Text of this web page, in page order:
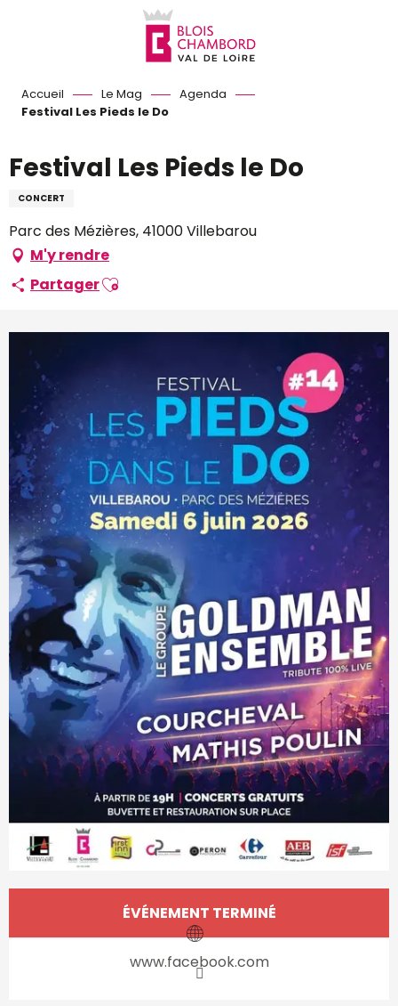
Accueil Le Mag
Agenda
Festival Les Pieds le Do
Festival Les Pieds le Do
CONCERT
Parc des Mézières, 41000 Villebarou
M'y rendre
PartagerAjouter aux favoris
Ouverture et coordonnées
ÉVÉNEMENT TERMINÉ
www.facebook.com